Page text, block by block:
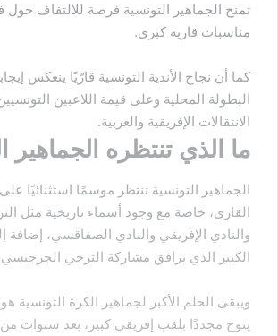
تمنح الجماهير التونسية فرصة للالتفاف حول
مناسبات قارية كبرى.
كما أن نجاح الأندية التونسية قارّيًا ينعكس
البطولة المحلية وعلى قيمة اللاعبين
الانتقالات الإفريقية والعربية.
ما الذي تنتظره الجماهير
الجماهير التونسية تنتظر موسمًا استثنائيًا
القاري، خاصة مع وجود أسماء تاريخية مثل
والنادي الإفريقي والنادي الصفاقسي،
الكبير الذي يرافق مشاركة الترجي
ويبقى الحلم الأكبر لجماهير الكرة التونسية
يتوج مجددًا بلقب إفريقي كبير، بعد سنوات من